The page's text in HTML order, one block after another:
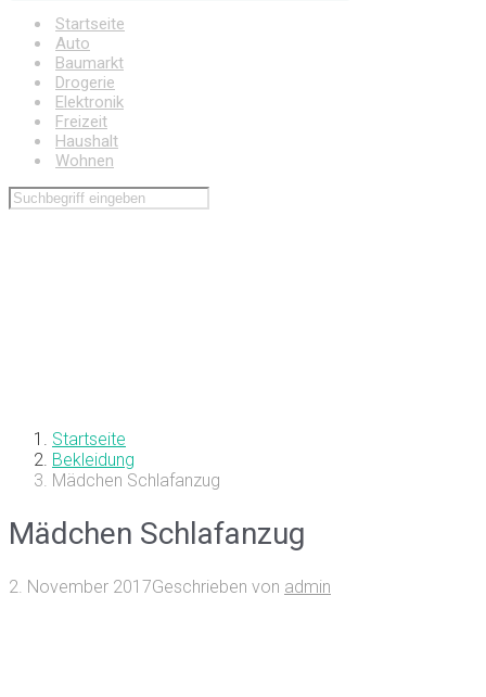
Startseite
Auto
Baumarkt
Drogerie
Elektronik
Freizeit
Haushalt
Wohnen
Startseite
Bekleidung
Mädchen Schlafanzug
Mädchen Schlafanzug
2. November 2017Geschrieben von admin